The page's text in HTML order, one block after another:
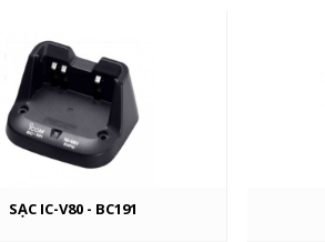
SẠC IC-V80 - BC191